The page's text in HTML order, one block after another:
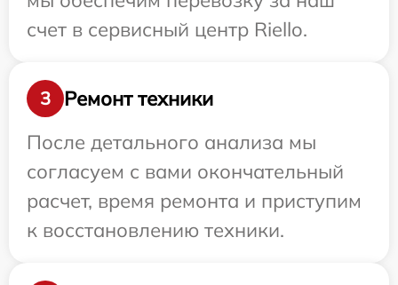
счет в сервисный центр Riello.
3
Ремонт техники
После детального анализа мы
согласуем с вами окончательный
расчет, время ремонта и приступим
к восстановлению техники.